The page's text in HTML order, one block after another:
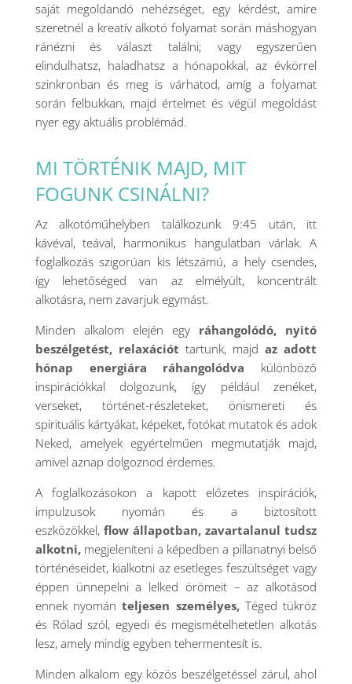
saját megoldandó nehézséget, egy kérdést, amire
szeretnél a kreatív alkotó folyamat során máshogyan
ránézni és választ találni; vagy egyszerűen
elindulhatsz, haladhatsz a hónapokkal, az évkörrel
szinkronban és meg is várhatod, amíg a folyamat
során felbukkan, majd értelmet és végül megoldást
nyer egy aktuális problémád.
MI TÖRTÉNIK MAJD, MIT
FOGUNK CSINÁLNI?
Az alkotóműhelyben találkozunk 9:45 után, itt
kávéval, teával, harmonikus hangulatban várlak. A
foglalkozás szigorúan kis létszámú, a hely csendes,
így lehetőséged van az elmélyült, koncentrált
alkotásra, nem zavarjuk egymást.
Minden alkalom elején egy ráhangolódó, nyitó
beszélgetést, relaxációt tartunk, majdaz adott
hónap energiára ráhangolódva különböző
inspirációkkal dolgozunk, így például zenéket,
verseket, történet-részleteket, önismereti és
spirituális kártyákat, képeket, fotókat mutatok és adok
Neked, amelyek egyértelműen megmutatják majd,
amivel aznap dolgoznod érdemes.
A foglalkozásokon a kapott előzetes inspirációk,
impulzusok nyomán és a biztosított
eszközökkel, flow állapotban, zavartalanul tudsz
alkotni, megjeleníteni a képedben a pillanatnyi belső
történéseidet, kialkotni az esetleges feszültséget vagy
éppen ünnepelni a lelked örömeit – az alkotásod
ennek nyomán teljesen személyes, Téged tükröz
és Rólad szól, egyedi és megismételhetetlen alkotás
lesz, amely mindig egyben tehermentesít is.
Minden alkalom egy közös beszélgetéssel zárul, ahol